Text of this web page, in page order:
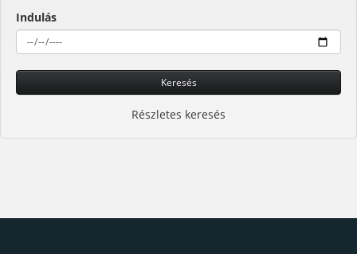
Indulás
Keresés
Részletes keresés